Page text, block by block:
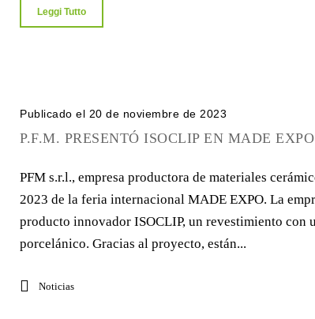
Leggi Tutto
Publicado el 20 de noviembre de 2023
P.F.M. PRESENTÓ ISOCLIP EN MADE
PFM s.r.l., empresa productora de materiales
2023 de la feria internacional MADE EXPO. La
producto innovador ISOCLIP, un revestimiento con
porcelánico. Gracias al proyecto, están...
Noticias